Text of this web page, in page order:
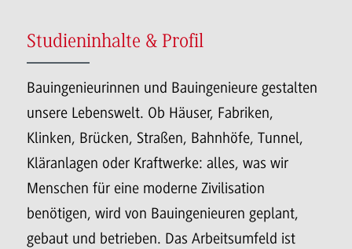
Studieninhalte & Profil
Bauingenieurinnen und Bauingenieure gestalten
unsere Lebenswelt. Ob Häuser, Fabriken,
Klinken, Brücken, Straßen, Bahnhöfe, Tunnel,
Kläranlagen oder Kraftwerke: alles, was wir
Menschen für eine moderne Zivilisation
benötigen, wird von Bauingenieuren geplant,
gebaut und betrieben. Das Arbeitsumfeld ist